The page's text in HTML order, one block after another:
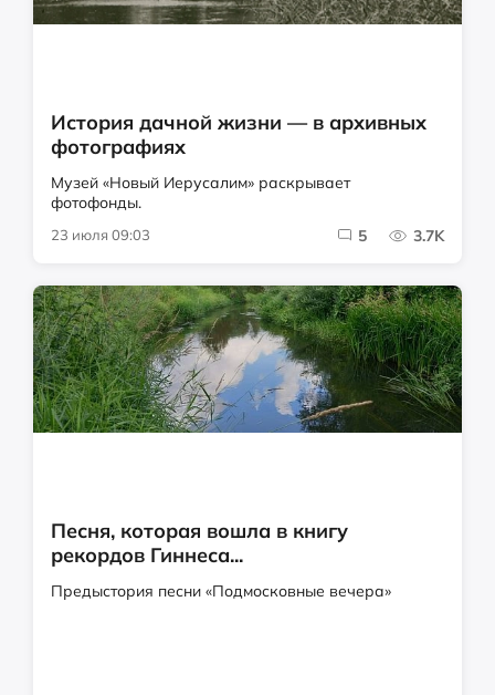
История дачной жизни — в архивных
фотографиях
Музей «Новый Иерусалим» раскрывает
фотофонды.
23 июля 09:03 5 3.7K
Песня, которая вошла в книгу
рекордов Гиннеса...
Предыстория песни «Подмосковные вечера»